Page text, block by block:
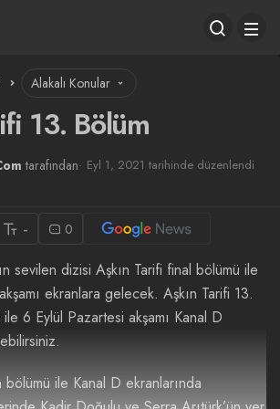
Alakalı Konular
13. Bölüm
tarafından Eyl 1, 2021 tarihinde düzenlendi
- 0
sevilen dizisi Aşkın Tarifi final bölümü ile
ekranlara gelecek. Aşkın Tarifi 13.
6 Eylül Pazartesi akşamı Kanal D
bölümü ile Kanal D ekranlarında